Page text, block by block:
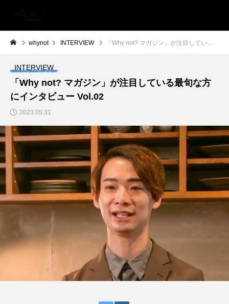
whynot INTERVIEW 「Why not? マガジン」が注目している最旬な方にインタビュー Vol.02
INTERVIEW
「Why not? マガジン」が注目している最旬な方
にインタビュー Vol.02
2023.05.31